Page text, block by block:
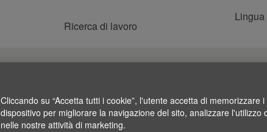
Ricerca di lavoro
Lingua
Cliccando su “Accetta tutti i cookie”, l'utente accetta di memorizzare
dispositivo per migliorare la navigazione del sito, analizzare l'utilizzo
nelle nostre attività di marketing.